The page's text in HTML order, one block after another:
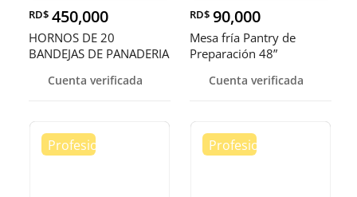
RD$ 450,000
HORNOS DE 20
BANDEJAS DE PANADERIA
Cuenta verificada
RD$ 90,000
Mesa fría Pantry de
Preparación 48”
Cuenta verificada